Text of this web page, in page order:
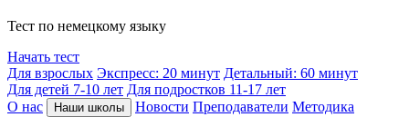
Тест по немецкому языку
Начать тест
Для взрослых Экспресс: 20 минут Детальный: 60 минут
Для детей 7-10 лет Для подростков 11-17 лет
О нас
Наши школы Новости Преподаватели Методика